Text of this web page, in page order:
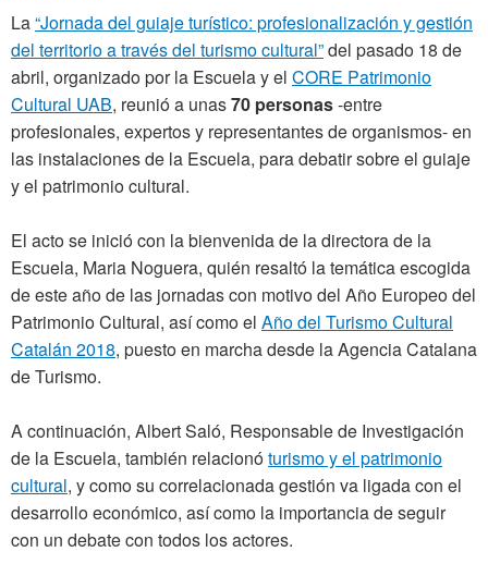
La“Jornada del guiaje turístico: profesionalización y gestión
del territorio a través del turismo cultural”del pasado 18 de
abril, organizado por la Escuela y el CORE Patrimonio
Cultural UAB, reunió a unas70 personas-entre
profesionales, expertos y representantes de organismos- en
las instalaciones de la Escuela, para debatir sobre el guiaje
y el patrimonio cultural.
El acto se inició con la bienvenida de la directora de la
Escuela, Maria Noguera, quién resaltó la temática escogida
de este año de las jornadas con motivo del Año Europeo del
Patrimonio Cultural, así como el Año del Turismo Cultural
Catalán 2018, puesto en marcha desde la Agencia Catalana
de Turismo.
A continuación, Albert Saló, Responsable de Investigación
de la Escuela, también relacionóturismo y el patrimonio
cultural, y como su correlacionada gestión va ligada con el
desarrollo económico, así como la importancia de seguir
con un debate con todos los actores.